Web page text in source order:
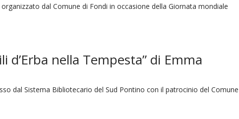
dal Comune di Fondi in occasione della Giornata mondiale
d’Erba nella Tempesta” di Emma
dal Sistema Bibliotecario del Sud Pontino con il patrocinio del Comune